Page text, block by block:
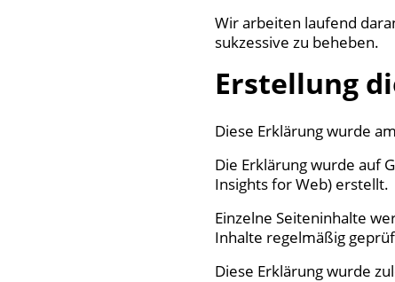
Wir arbeiten laufend
sukzessive zu beheben.
Erstellung
Diese Erklärung wurde
Die Erklärung wurde auf
Insights for Web) erstellt.
Einzelne Seiteninhalte
Inhalte regelmäßig
Diese Erklärung wurde